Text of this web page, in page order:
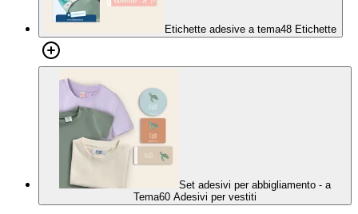
Etichette adesive a tema48 Etichette
Set adesivi per abbigliamento - a
Tema60 Adesivi per vestiti